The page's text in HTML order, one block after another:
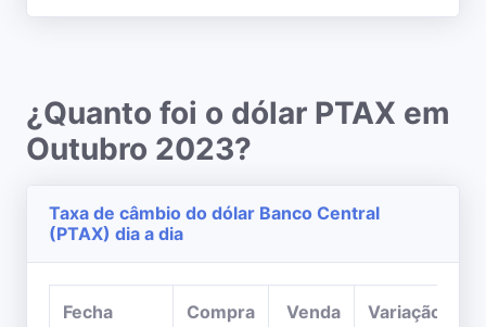
¿Quanto foi o dólar PTAX em
Outubro 2023?
Taxa de câmbio do dólar Banco Central
(PTAX) dia a dia
Fecha Compra Venda Variação